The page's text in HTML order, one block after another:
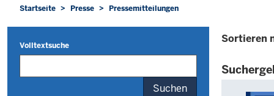
Sie
befinden
sich
hier
Startseite Presse Pressemitteilungen
Volltextsuche
Suchen
Sortieren
Die